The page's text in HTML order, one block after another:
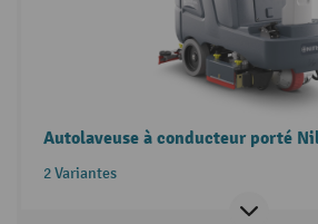
Autolaveuse à conducteur porté
2 Variantes